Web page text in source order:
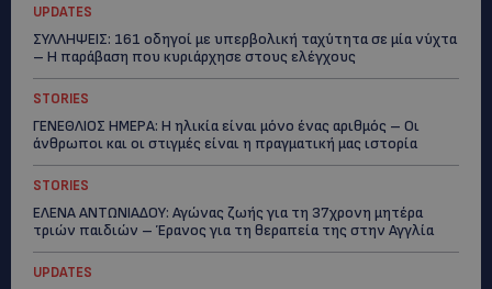
UPDATES
ΣΥΛΛΗΨΕΙΣ: 161 οδηγοί με υπερβολική ταχύτητα σε μία νύχτα
– Η παράβαση που κυριάρχησε στους ελέγχους
STORIES
ΓΕΝΕΘΛΙΟΣ ΗΜΕΡΑ: Η ηλικία είναι μόνο ένας αριθμός – Οι
άνθρωποι και οι στιγμές είναι η πραγματική μας ιστορία
STORIES
ΕΛΕΝΑ ΑΝΤΩΝΙΑΔΟΥ: Αγώνας ζωής για τη 37χρονη μητέρα
τριών παιδιών – Έρανος για τη θεραπεία της στην Αγγλία
UPDATES